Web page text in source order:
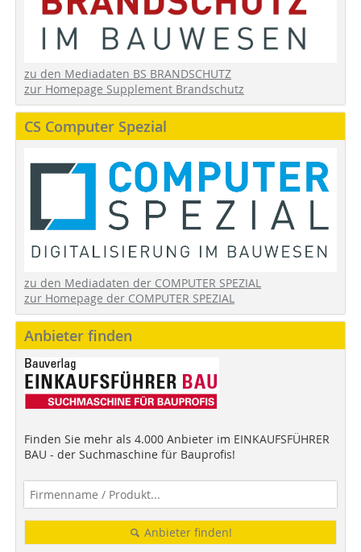
zu den Mediadaten BS BRANDSCHUTZ
zur Homepage Supplement Brandschutz
CS Computer Spezial
zu den Mediadaten der COMPUTER SPEZIAL
zur Homepage der COMPUTER SPEZIAL
Anbieter finden
Finden Sie mehr als 4.000 Anbieter im EINKAUFSFÜHRER
BAU - der Suchmaschine für Bauprofis!
Anbieter finden!